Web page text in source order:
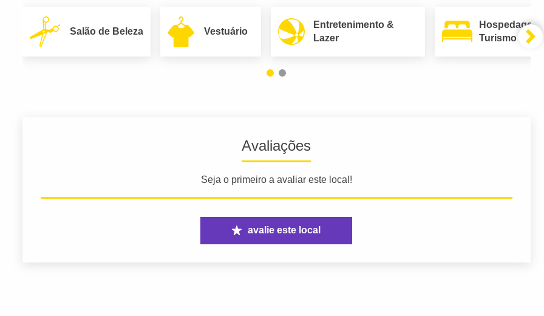
Salão de Beleza Vestuário
Entretenimento &
Lazer
Hospedagem
Turismo
Avaliações
Seja o primeiro a avaliar este local!
avalie este local